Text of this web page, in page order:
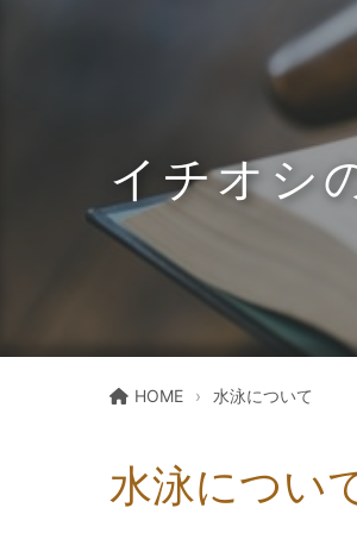
イチオシ
HOME 水泳について
水泳につい